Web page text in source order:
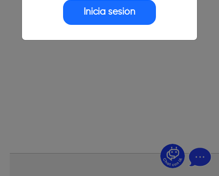
Inicia sesión